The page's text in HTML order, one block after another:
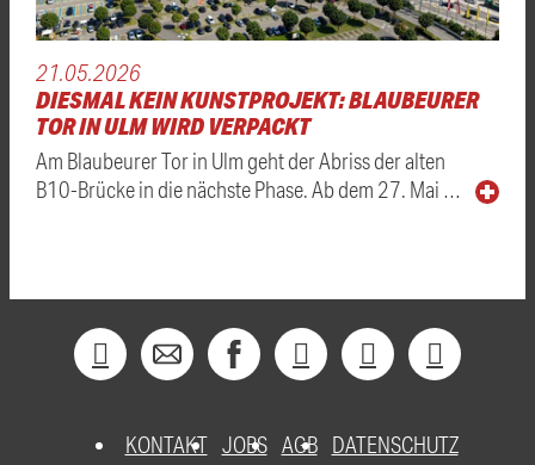
21.05.2026
DIESMAL KEIN KUNSTPROJEKT: BLAUBEURER
TOR IN ULM WIRD VERPACKT
Am Blaubeurer Tor in Ulm geht der Abriss der alten
B10-Brücke in die nächste Phase. Ab dem 27. Mai …
KONTAKT JOBS AGB DATENSCHUTZ